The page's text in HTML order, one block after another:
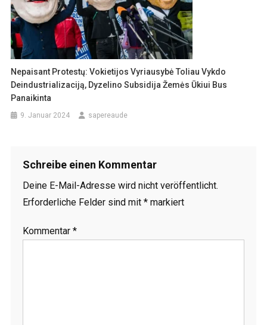
Nepaisant Protestų: Vokietijos Vyriausybė Toliau Vykdo
Deindustrializaciją, Dyzelino Subsidija Žemės Ūkiui Bus
Panaikinta
9. Januar 2024 sapereaude
Schreibe einen Kommentar
Deine E-Mail-Adresse wird nicht veröffentlicht.
Erforderliche Felder sind mit *markiert
Kommentar *